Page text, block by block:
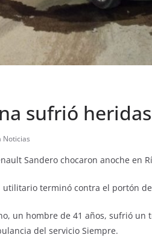
sufrió
Noticias
Sandero chocaron anoche en
utilitario terminó contra el portón
un hombre de 41 años, sufrió
del servicio Siempre.